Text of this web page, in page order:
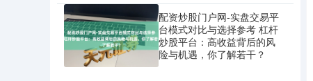
期指IC0 7877.80 +164.40 +2.13%
配资炒股门户网-实盘交易平
台模式对比与选择参考 杠杆
炒股平台：高收益背后的风
险与机遇，你了解若干？